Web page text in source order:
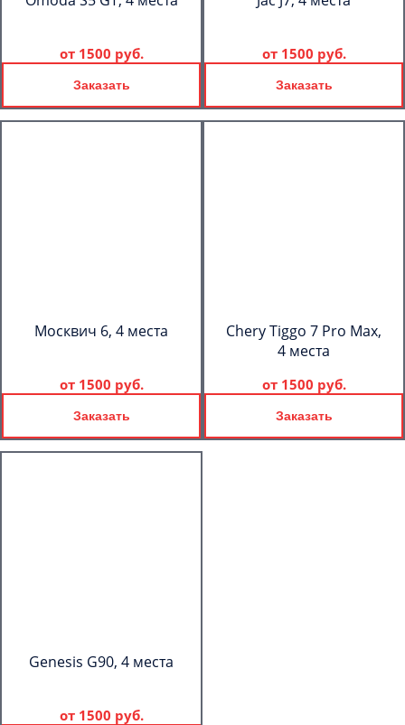
от 1500 руб.
Заказать
от 1500 руб.
Заказать
Москвич 6, 4 места
от 1500 руб.
Заказать
Chery Tiggo 7 Pro Max,
4 места
от 1500 руб.
Заказать
Genesis G90, 4 места
от 1500 руб.